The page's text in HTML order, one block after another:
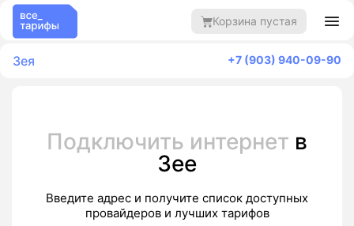
Корзина пустая
Зея +7 (903) 940-09-90
Подключить интернет в
Зее
Введите адрес и получите список доступных
провайдеров и лучших тарифов